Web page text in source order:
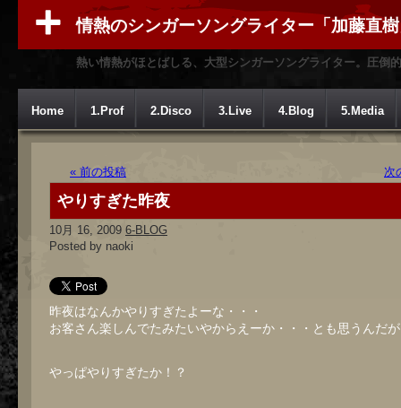
情熱のシンガーソングライター「加藤直
熱い情熱がほとばしる、大型シンガーソングライター。圧倒
Home 1.Prof 2.Disco 3.Live 4.Blog 5.Media
« 前の投稿 次
やりすぎた昨夜
10月 16, 2009 6-BLOG
Posted by naoki
昨夜はなんかやりすぎたよーな・・・
お客さん楽しんでたみたいやからえーか・・・とも思うんだ
やっぱやりすぎたか！？